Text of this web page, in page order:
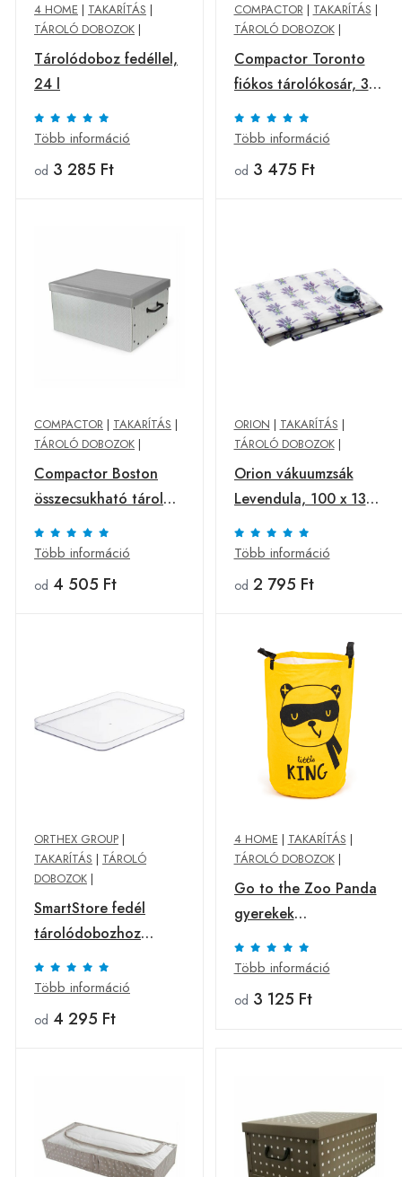
4 HOME | TAKARÍTÁS |
TÁROLÓ DOBOZOK |
Tárolódoboz fedéllel,
24 l
Több információ
od 3 285 Ft
COMPACTOR| TAKARÍTÁS |
TÁROLÓ DOBOZOK|
Compactor Toronto
fiókos tárolókosár, 30
x12 x 7 cm, szürke,
szürke, L
Több információ
od 3 475 Ft
COMPACTOR | TAKARÍTÁS |
TÁROLÓ DOBOZOK |
Compactor Boston
összecsukható tároló
doboz, 50 x 40 x 25
cm, szürke
Több információ
od 4 505 Ft
ORION | TAKARÍTÁS |
TÁROLÓ DOBOZOK|
Orion vákuumzsák
Levendula, 100 x 130
cm , 100 x 130 cm
Több információ
od 2 795 Ft
ORTHEX GROUP |
TAKARÍTÁS | TÁROLÓ
DOBOZOK |
SmartStore fedél
tárolódobozhoz
Compact Clear L,
átlátszó, L
Több információ
od 4 295 Ft
4 HOME | TAKARÍTÁS |
TÁROLÓ DOBOZOK|
Go to the Zoo Panda
gyerekek
szennyeskosár, 48 x
30 cm
Több információ
od 3 125 Ft